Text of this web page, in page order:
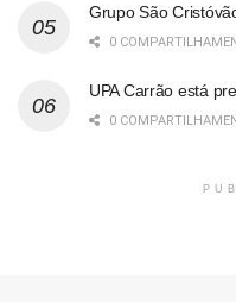
Grupo São
0
UPA Carrão está
0